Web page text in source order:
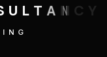
U L T A N C Y